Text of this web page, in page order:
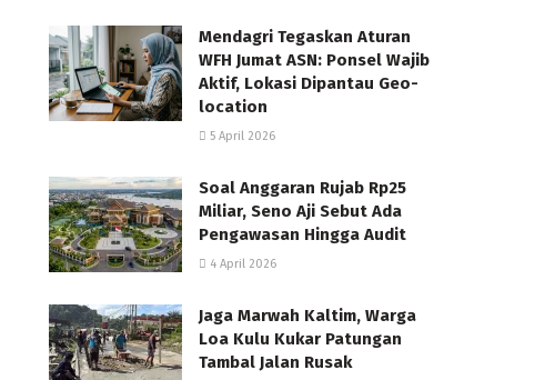
Mendagri Tegaskan Aturan
WFH Jumat ASN: Ponsel Wajib
Aktif, Lokasi Dipantau Geo-
location
5 April 2026
Soal Anggaran Rujab Rp25
Miliar, Seno Aji Sebut Ada
Pengawasan Hingga Audit
4 April 2026
Jaga Marwah Kaltim, Warga
Loa Kulu Kukar Patungan
Tambal Jalan Rusak